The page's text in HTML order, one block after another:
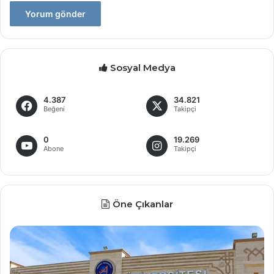
Sosyal Medya
4.387
Beğeni
34.821
Takipçi
0
Abone
19.269
Takipçi
Öne Çıkanlar
Devlet
Üniversitelerine
ve